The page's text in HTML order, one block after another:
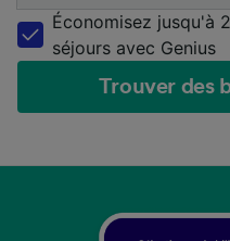
Économisez jusqu'à
séjours avec Genius
Trouver des